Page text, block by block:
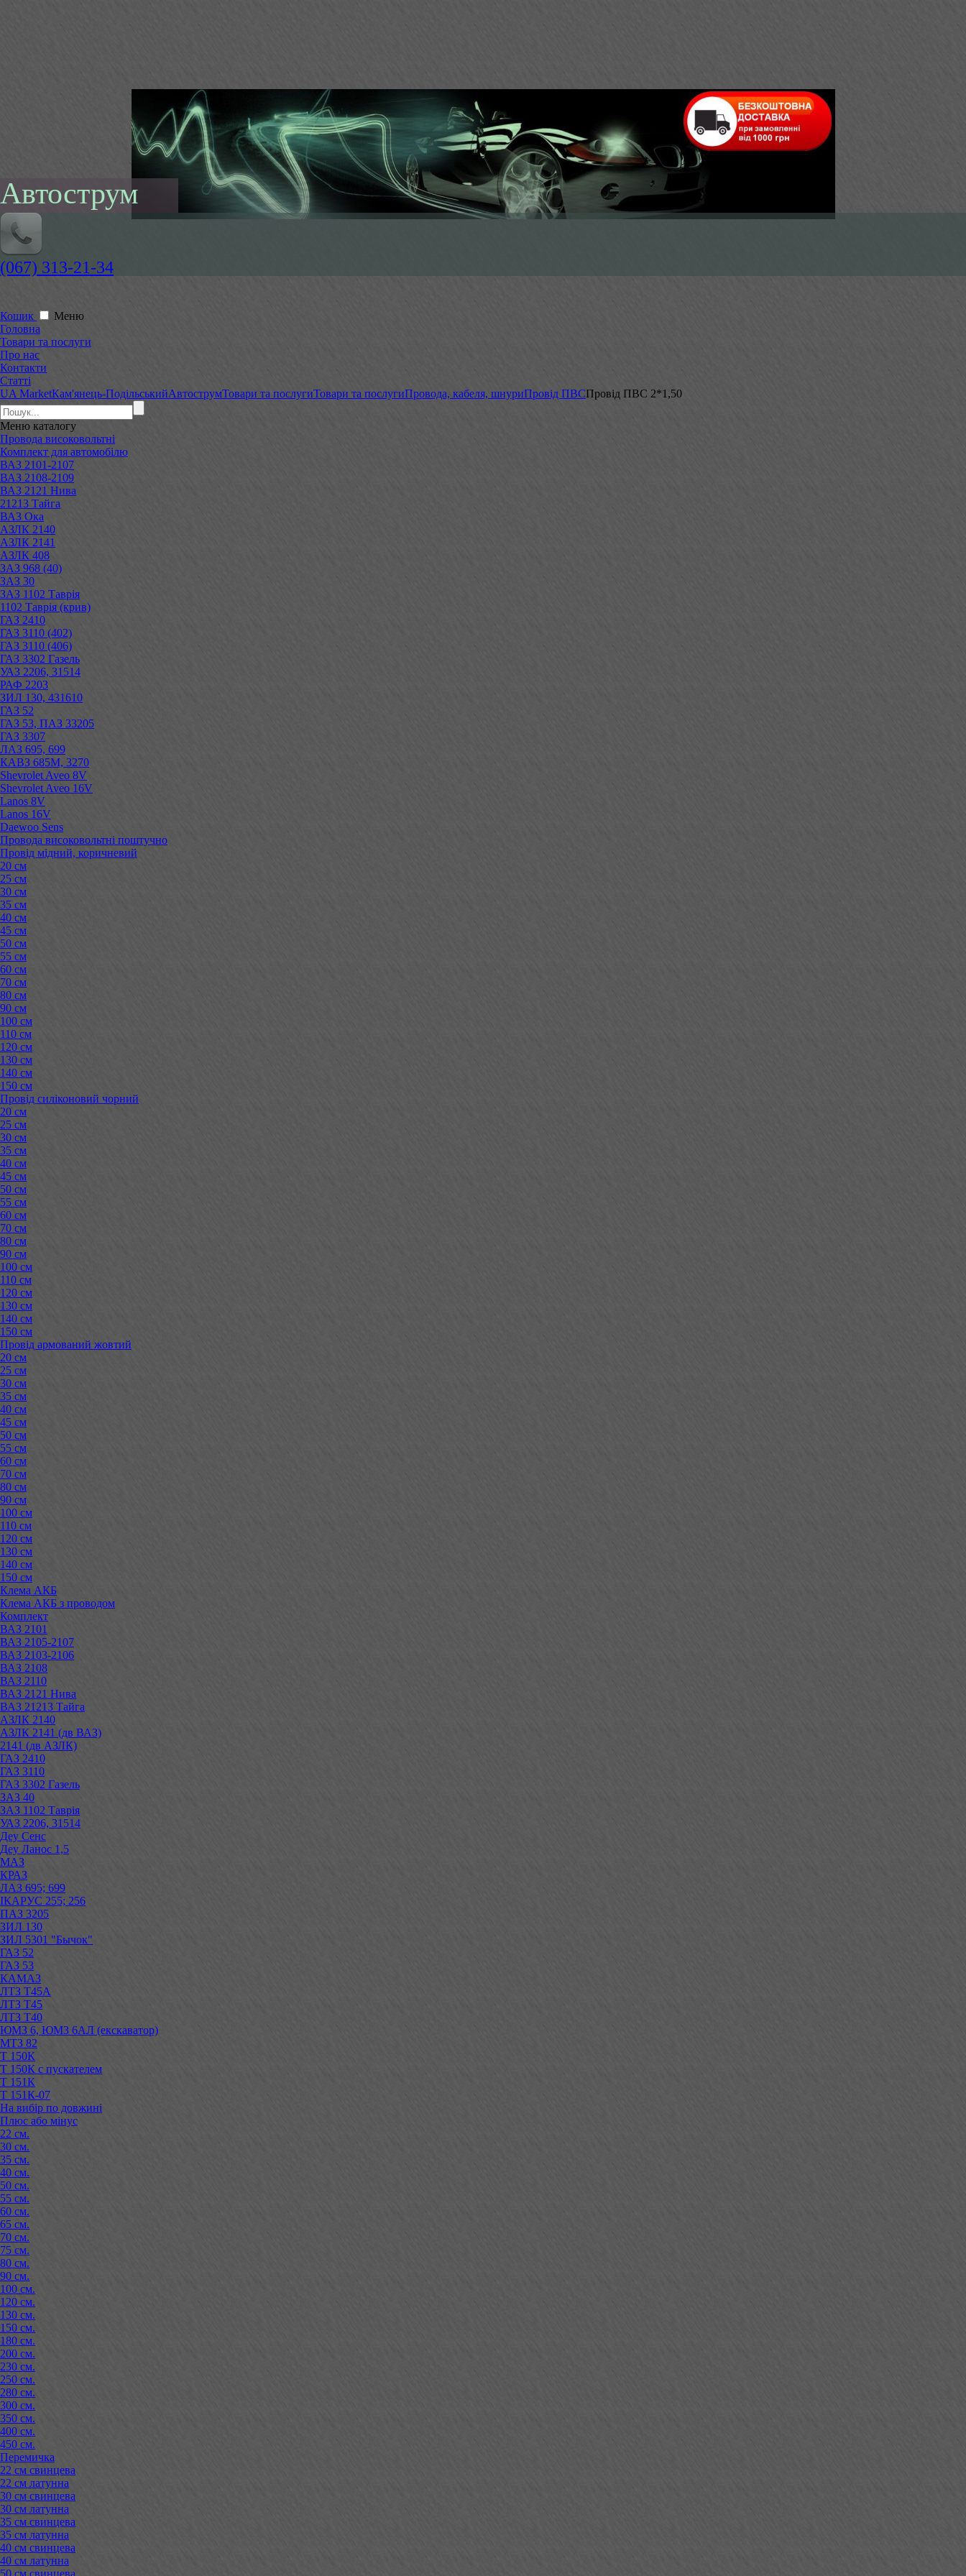
Автострум
(067) 313-21-34
Кошик
Меню
Головна
Товари та послуги
Про нас
Контакти
Статті
UA MarketКам'янець-ПодільськийАвтострумТовари та послугиТовари та послугиПровода, кабеля, шнуриПровід ПВСПровід ПВС 2*1,50
Меню каталогу
Провода високовольтні
Комплект для автомобілю
ВАЗ 2101-2107
ВАЗ 2108-2109
ВАЗ 2121 Нива
21213 Тайга
ВАЗ Ока
АЗЛК 2140
АЗЛК 2141
АЗЛК 408
ЗАЗ 968 (40)
ЗАЗ 30
ЗАЗ 1102 Таврія
1102 Таврія (крив)
ГАЗ 2410
ГАЗ 3110 (402)
ГАЗ 3110 (406)
ГАЗ 3302 Газель
УАЗ 2206, 31514
РАФ 2203
ЗИЛ 130, 431610
ГАЗ 52
ГАЗ 53, ПАЗ 33205
ГАЗ 3307
ЛАЗ 695, 699
КАВЗ 685М, 3270
Shevrolet Aveo 8V
Shevrolet Aveo 16V
Lanos 8V
Lanos 16V
Daewoo Sens
Провода високовольтні поштучно
Провід мідний, коричневий
20 см
25 см
30 см
35 см
40 см
45 см
50 см
55 см
60 см
70 см
80 см
90 см
100 см
110 см
120 см
130 см
140 см
150 см
Провід силіконовий чорний
20 см
25 см
30 см
35 см
40 см
45 см
50 см
55 см
60 см
70 см
80 см
90 см
100 см
110 см
120 см
130 см
140 см
150 см
Провід армований жовтий
20 см
25 см
30 см
35 см
40 см
45 см
50 см
55 см
60 см
70 см
80 см
90 см
100 см
110 см
120 см
130 см
140 см
150 см
Клема АКБ
Клема АКБ з проводом
Комплект
ВАЗ 2101
ВАЗ 2105-2107
ВАЗ 2103-2106
ВАЗ 2108
ВАЗ 2110
ВАЗ 2121 Нива
ВАЗ 21213 Тайга
АЗЛК 2140
АЗЛК 2141 (дв ВАЗ)
2141 (дв АЗЛК)
ГАЗ 2410
ГАЗ 3110
ГАЗ 3302 Газель
ЗАЗ 40
ЗАЗ 1102 Таврія
УАЗ 2206, 31514
Деу Сенс
Деу Ланос 1,5
МАЗ
КРАЗ
ЛАЗ 695; 699
ІКАРУС 255; 256
ПАЗ 3205
ЗИЛ 130
ЗИЛ 5301 "Бычок"
ГАЗ 52
ГАЗ 53
КАМАЗ
ЛТЗ Т45А
ЛТЗ Т45
ЛТЗ Т40
ЮМЗ 6, ЮМЗ 6АЛ (екскаватор)
МТЗ 82
Т 150К
Т 150К с пускателем
Т 151К
Т 151К-07
На вибір по довжині
Плюс або мінус
22 см.
30 см.
35 см.
40 см.
50 см.
55 см.
60 см.
65 см.
70 см.
75 см.
80 см.
90 см.
100 см.
120 см.
130 см.
150 см.
180 см.
200 см.
230 см.
250 см.
280 см.
300 см.
350 см.
400 см.
450 см.
Перемичка
22 см свинцева
22 см латунна
30 см свинцева
30 см латунна
35 см свинцева
35 см латунна
40 см свинцева
40 см латунна